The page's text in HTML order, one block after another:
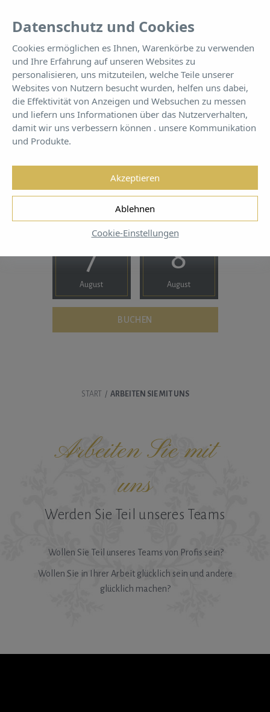
Arbeiten Sie mit uns
Besser als nur ein Hotel ... Sie werden uns gar nicht mehr verlassen wollen
ZU GÜNSTIGEN PREISEN!
EINSTIEG
7
August
ÜBERPRÜFEN
8
August
START / ARBEITEN SIE MIT UNS
Arbeiten Sie mit
uns
Werden Sie Teil unseres Teams
Wollen Sie Teil unseres Teams von Profis sein?
Wollen Sie in Ihrer Arbeit glücklich sein und andere
glücklich machen?
Datenschutz und Cookies
Cookies ermöglichen es Ihnen, Warenkörbe zu verwenden
und Ihre Erfahrung auf unseren Websites zu
personalisieren, uns mitzuteilen, welche Teile unserer
Websites von Nutzern besucht wurden, helfen uns dabei,
die Effektivität von Anzeigen und Websuchen zu messen
und liefern uns Informationen über das Nutzerverhalten,
damit wir uns verbessern können . unsere Kommunikation
und Produkte.
Cookie-Einstellungen
Ablehnen
Akzeptieren